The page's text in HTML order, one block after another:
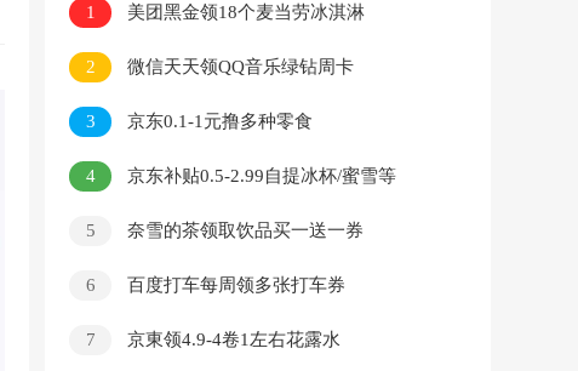
1 美团黑金领18个麦当劳冰淇淋
2 微信天天领QQ音乐绿钻周卡
3 京东0.1-1元撸多种零食
4 京东补贴0.5-2.99自提冰杯/蜜雪等
5 奈雪的茶领取饮品买一送一券
6 百度打车每周领多张打车券
7 京東领4.9-4卷1左右花露水